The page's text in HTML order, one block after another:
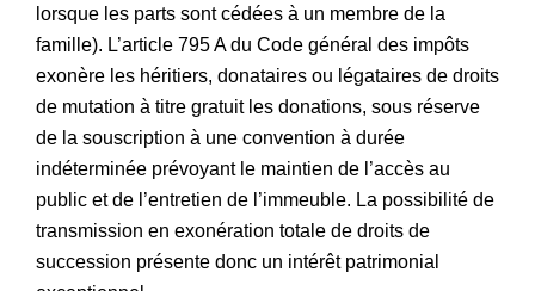
lorsque les parts sont cédées à un membre de la
famille). L’article 795 A du Code général des impôts
exonère les héritiers, donataires ou légataires de droits
de mutation à titre gratuit les donations, sous réserve
de la souscription à une convention à durée
indéterminée prévoyant le maintien de l’accès au
public et de l’entretien de l’immeuble. La possibilité de
transmission en exonération totale de droits de
succession présente donc un intérêt patrimonial